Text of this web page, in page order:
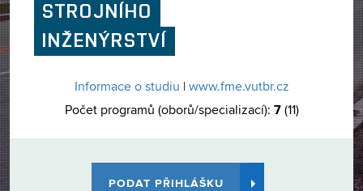
STROJNÍHO
INŽENÝRSTVÍ
Informace o studiu
www.fme.vutbr.cz
Počet programů (oborů/specializací): 7(11)
PODAT PŘIHLÁŠKU